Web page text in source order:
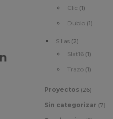
Clic (1)
Dublo(1)
Sillas(2)
Slat16(1)
Trazo(1)
Proyectos (26)
Sin categorizar (7)